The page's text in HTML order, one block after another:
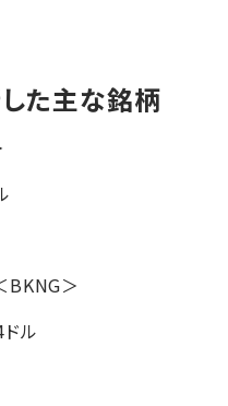
た主な銘柄
BKNG＞
ル